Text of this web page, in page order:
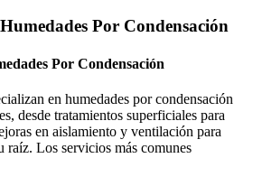
Por Condensación
Por Condensación
en humedades por condensación
desde tratamientos superficiales para
en aislamiento y ventilación para
raíz. Los servicios más comunes